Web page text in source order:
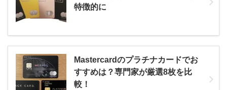
特徴的に
Mastercardのプラチナカードでお
すすめは？専門家が厳選8枚を比
較！